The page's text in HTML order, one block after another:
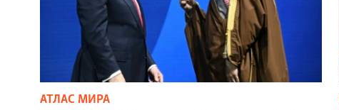
АТЛАС МИРА